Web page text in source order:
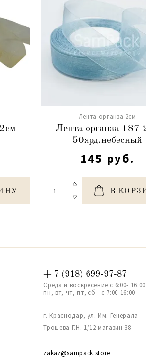
Лента органза 2см
Лента органза 187
50ярд.небесный
145 руб.
В
+ 7 (918) 699-97-87
Среда и воскресение с 6:00-
пн, вт, чт, пт, сб - с 7:00-16:00
г. Краснодар, ул. Им. Генерала
Трошева Г.Н. 1/12 магазин 38
zakaz@sampack.store